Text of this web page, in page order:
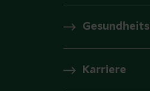
Karriere